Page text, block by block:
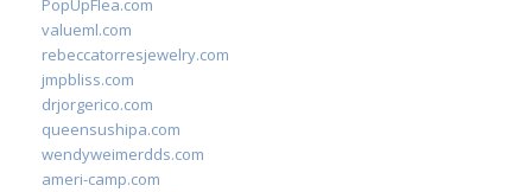
PopUpFlea.com
valueml.com
rebeccatorresjewelry.com
jmpbliss.com
drjorgerico.com
queensushipa.com
wendyweimerdds.com
ameri-camp.com